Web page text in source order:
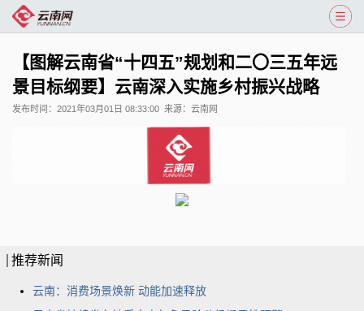
【图解云南省“十四五”规划和二〇三五年远
景目标纲要】云南深入实施乡村振兴战略
发布时间： 2021年03月01日 08:33:00 来源： 云南网
推荐新闻
云南：消费场景焕新 动能加速释放